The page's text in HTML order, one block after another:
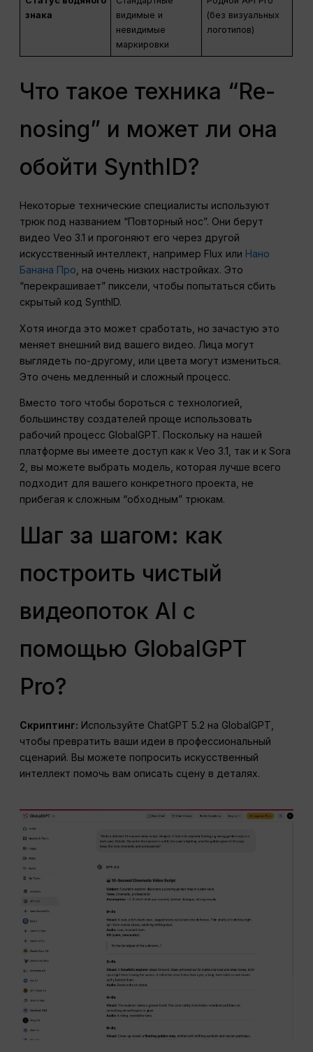
знака
видимые и
невидимые
маркировки
(без визуальных
логотипов)
Что такое техника “Re-
nosing” и может ли она
обойти SynthID?
Некоторые технические специалисты используют
трюк под названием “Повторный нос”. Они берут
видео Veo 3.1 и прогоняют его через другой
искусственный интеллект, например Flux или Нано
Банана Про , на очень низких настройках. Это
“перекрашивает” пиксели, чтобы попытаться сбить
скрытый код SynthID.
Хотя иногда это может сработать, но зачастую это
меняет внешний вид вашего видео. Лица могут
выглядеть по-другому, или цвета могут измениться.
Это очень медленный и сложный процесс.
Вместо того чтобы бороться с технологией,
большинству создателей проще использовать
рабочий процесс GlobalGPT. Поскольку на нашей
платформе вы имеете доступ как к Veo 3.1, так и к Sora
2, вы можете выбрать модель, которая лучше всего
подходит для вашего конкретного проекта, не
прибегая к сложным “обходным” трюкам.
Шаг за шагом: как
построить чистый
видеопоток AI с
помощью GlobalGPT
Pro?
Скриптинг: Используйте ChatGPT 5.2 на GlobalGPT,
чтобы превратить ваши идеи в профессиональный
сценарий. Вы можете попросить искусственный
интеллект помочь вам описать сцену в деталях.